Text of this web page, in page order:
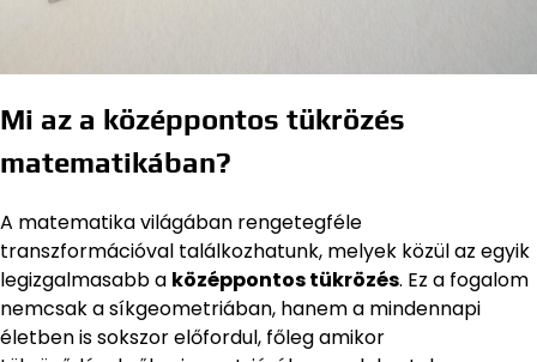
Mi az a középpontos tükrözés
matematikában?
A matematika világában rengetegféle
transzformációval találkozhatunk, melyek közül az egyik
legizgalmasabb a középpontos tükrözés. Ez a fogalom
nemcsak a síkgeometriában, hanem a mindennapi
életben is sokszor előfordul, főleg amikor